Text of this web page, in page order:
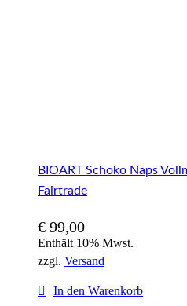
BIOART Schoko Naps
Fairtrade
€ 99,00
Enthält 10% Mwst.
zzgl. Versand
In den Warenkorb